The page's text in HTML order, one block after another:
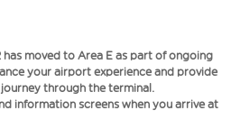
has moved to Area E as part of ongoing
your airport experience and provide
through the terminal.
information screens when you arrive at